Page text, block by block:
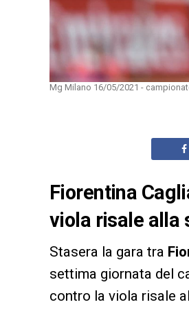
Mg Milano 16/05/2021 -
Fiorentina
viola risale alla
Stasera la gara tra
settima giornata del
contro la viola risale